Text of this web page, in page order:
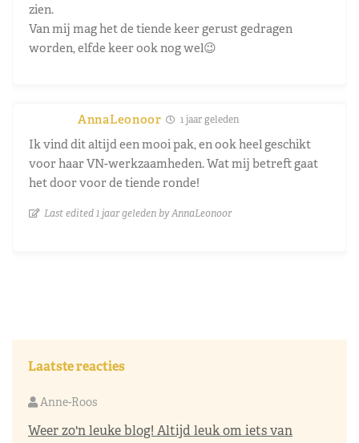
zien.
Van mij mag het de tiende keer gerust gedragen
worden, elfde keer ook nog wel😉
AnnaLeonoor 1 jaar geleden
Ik vind dit altijd een mooi pak, en ook heel geschikt
voor haar VN-werkzaamheden. Wat mij betreft gaat
het door voor de tiende ronde!
Last edited 1 jaar geleden by AnnaLeonoor
Laatste reacties
Anne-Roos
Weer zo'n leuke blog! Altijd leuk om iets van